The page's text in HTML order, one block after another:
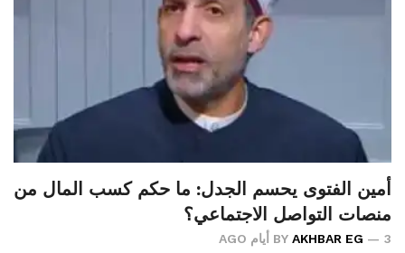
أمين الفتوى يحسم الجدل: ما حكم كسب المال من
منصات التواصل الاجتماعي؟
BY AKHBAR EG 3 أيام AGO